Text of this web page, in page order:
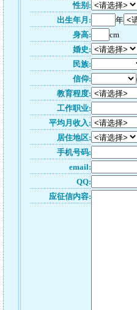
性别:
出生年月:
年
身高:
cm
婚史:
民族:
信仰:
教育程度:
工作职业:
平均月收入:
居住地区:
手机号码:
email:
QQ:
应征信内容: